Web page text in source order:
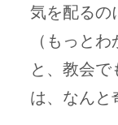
気を配るの
（もっと
と、教会で
は、なんと